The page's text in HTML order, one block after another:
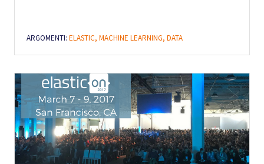
ARGOMENTI: ELASTIC, MACHINE LEARNING, DATA